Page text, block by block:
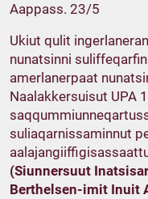
Aappass. 23/5
Ukiut qulit
nunatsinni
amerlanerpaat
Naalakkersuisut UPA
suliaqarnissaminnut
(Siunnersuut
Berthelsen-imit Inuit